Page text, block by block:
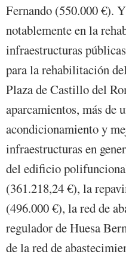
Fernando (550.000 €).
notablemente en la
infraestructuras
para la rehabilitación
Plaza de Castillo del
aparcamientos, más de
acondicionamiento y
infraestructuras en
del edificio
(361.218,24 €), la
(496.000 €), la red de
regulador de Huesa
de la red de